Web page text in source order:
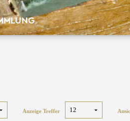
Anzeige Treffer